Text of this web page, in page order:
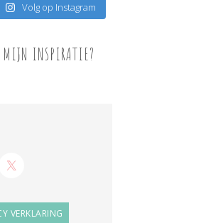
Volg op Instagram
INSPIRATIE?
VERKLARING